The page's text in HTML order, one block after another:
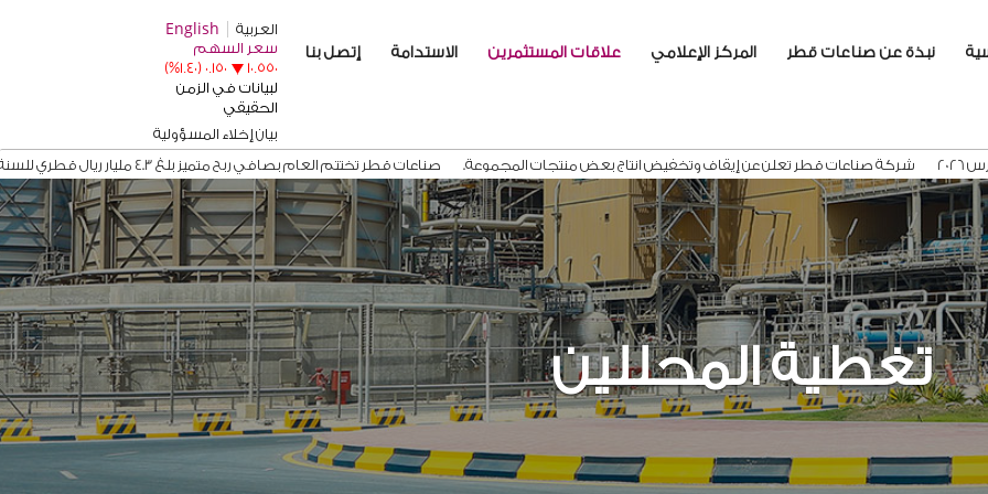
English العربية
بيان إخلاء المسؤولية
نبذة عن صناعات قطر المركز الإعلامي علاقات المستثمرين الاستدامة إتصل بنا
شركة صناعات قطر تعلن عن إيقاف وتخفيض انتاج بعض منتجات المجموعة.
صناعات قطر تختتم العام بصافي ربح متميز بلغ 4.3 مليار ريال قطري للسنة المالية المنتهية في 31 ديسمبر 2025.
قطر ستيل توقع عقداً طويل الأجل مع كارجيل إنترناشيونال قطر للبتروكيماويات تدشن أول شحنة إثيلين من مشروع
تغطية المحللين